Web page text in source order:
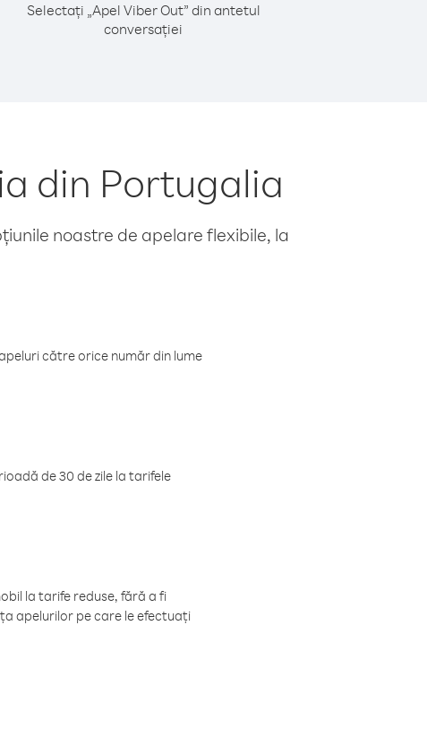
Selectați „Apel Viber Out” din antetul
conversației
din Portugalia
noastre de apelare flexibile, la
către orice număr din lume
de 30 de zile la tarifele
la tarife reduse, fără a fi
apelurilor pe care le efectuați